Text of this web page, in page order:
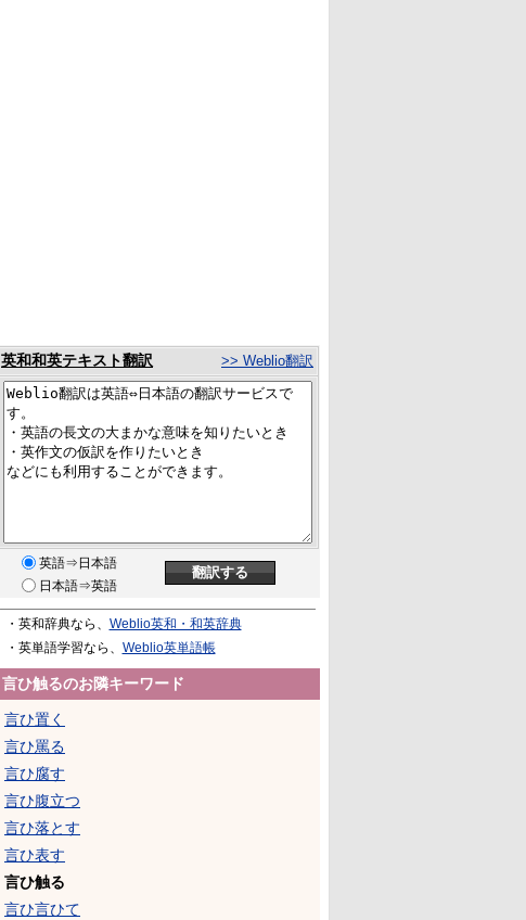
英和和英テキスト翻訳 >> Weblio翻訳
英語⇒日本語
日本語⇒英語
・英和辞典なら、 Weblio英和・和英辞典
・英単語学習なら、 Weblio英単語帳
言ひ触るのお隣キーワード
言ひ置く
言ひ罵る
言ひ腐す
言ひ腹立つ
言ひ落とす
言ひ表す
言ひ触る
言ひ言ひて